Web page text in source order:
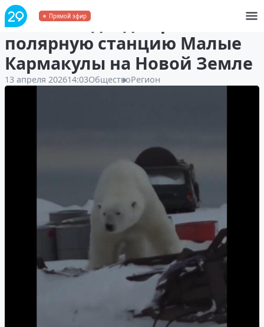
Прямой эфир
Белый медведь пришел на
полярную станцию Малые
Кармакулы на Новой Земле
13 апреля 202614:03ОбществоРегион